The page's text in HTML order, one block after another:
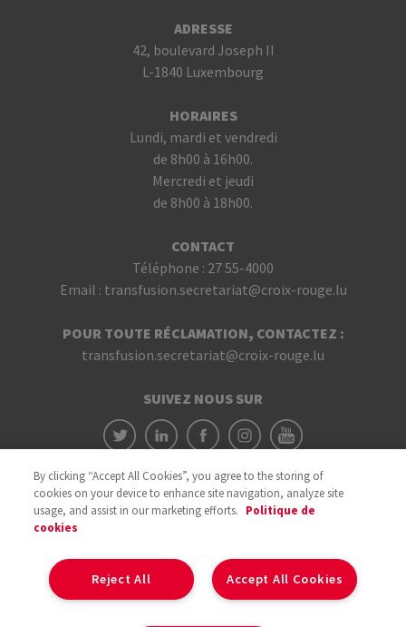
ADRESSE
42, boulevard Joseph II
L-1840 Luxembourg
HORAIRES
Lundi, mardi et vendredi
de 8h00 à 16h00.
Mercredi et jeudi
de 8h00 à 18h00.
CONTACT
Téléphone : 27 55-4000
Email : transfusion.secretariat@croix-rouge.lu
POUR TOUTE RÉCLAMATION, CONTACTEZ :
transfusion.secretariat@croix-rouge.lu
SUIVEZ NOUS SUR
By clicking “Accept All Cookies”, you agree to the storing of
cookies on your device to enhance site navigation, analyze site
usage, and assist in our marketing efforts. Politique de
cookies
Accept All Cookies
Reject All